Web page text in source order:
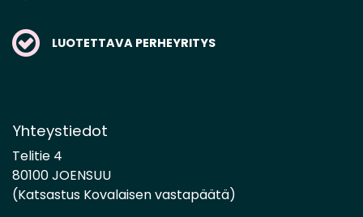
LUOTETTAVA PERHEYRITYS
Yhteystiedot
Telitie 4
80100 JOENSUU
(Katsastus Kovalaisen vastapäätä)